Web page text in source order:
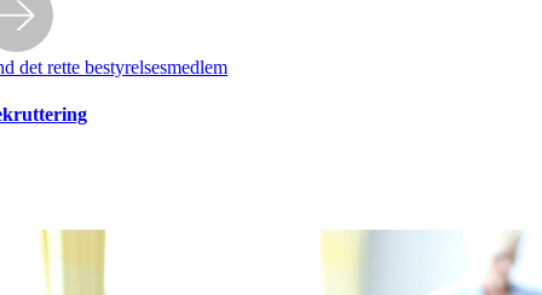
det rette bestyrelsesmedlem